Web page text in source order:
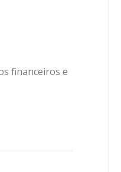
financeiros e